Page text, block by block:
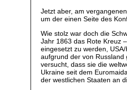
Jetzt aber, am
um der einen Seite des
Wie stolz war doch die
Jahr 1863 das Rote Kreuz
eingesetzt zu werden,
aufgrund der von Russland
versucht, dass sie die
Ukraine seit dem
der westlichen Staaten an